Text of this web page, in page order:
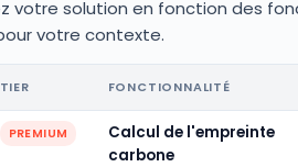
votre solution en fonction des
votre contexte.
TIER FONCTIONNALITÉ
PREMIUM
Calcul de l'empreinte
carbone